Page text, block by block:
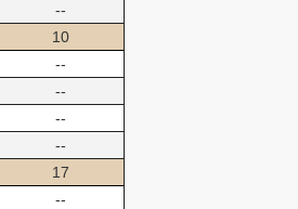
--
10
--
--
--
--
17
--